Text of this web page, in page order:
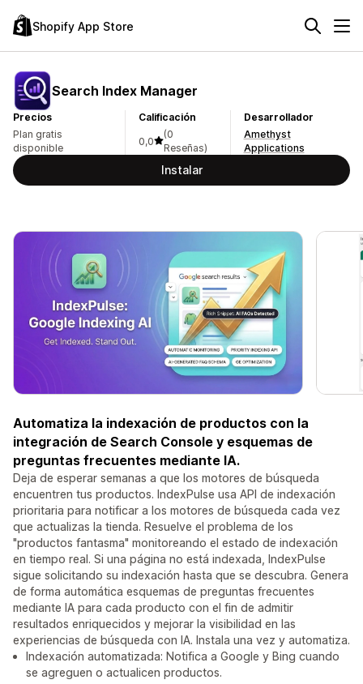
Shopify App Store
Search Index Manager
Precios
Plan gratis
disponible
Calificación
0,0
(0
Reseñas)
Desarrollador
Amethyst
Applications
Instalar
Automatiza la indexación de productos con la
integración de Search Console y esquemas de
preguntas frecuentes mediante IA.
Deja de esperar semanas a que los motores de búsqueda
encuentren tus productos. IndexPulse usa API de indexación
prioritaria para notificar a los motores de búsqueda cada vez
que actualizas la tienda. Resuelve el problema de los
"productos fantasma" monitoreando el estado de indexación
en tiempo real. Si una página no está indexada, IndexPulse
sigue solicitando su indexación hasta que se descubra. Genera
de forma automática esquemas de preguntas frecuentes
mediante IA para cada producto con el fin de admitir
resultados enriquecidos y mejorar la visibilidad en las
experiencias de búsqueda con IA. Instala una vez y automatiza.
Indexación automatizada: Notifica a Google y Bing cuando
se agreguen o actualicen productos.